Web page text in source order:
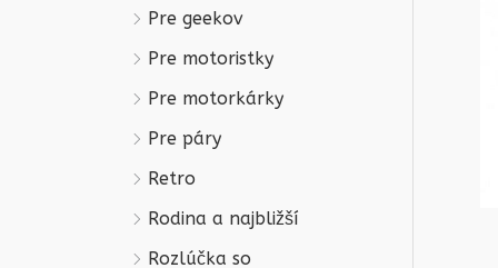
Pre geekov
Pre motoristky
Pre motorkárky
Pre páry
Retro
Rodina a najbližší
Rozlúčka so